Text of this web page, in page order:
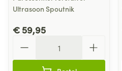
Ultrasoon Spoutnik
€ 59,95